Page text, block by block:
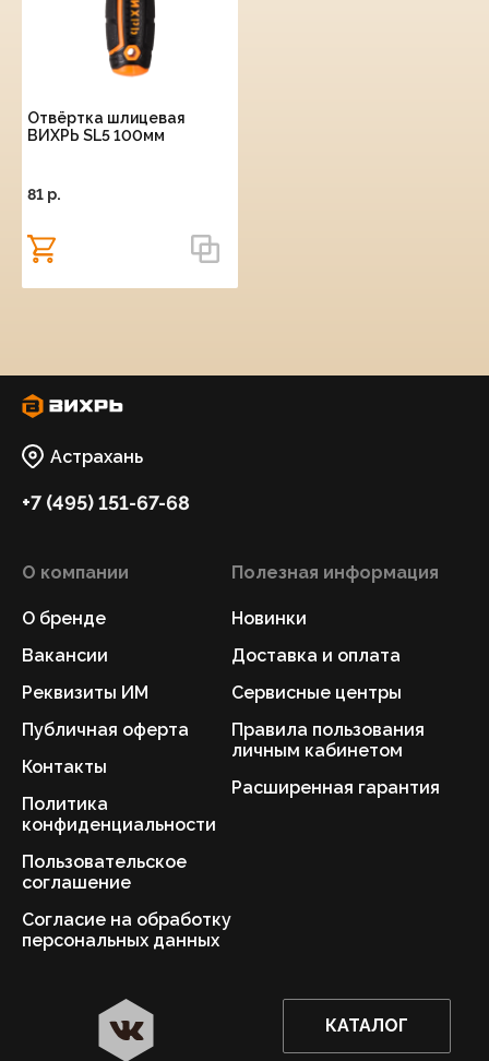
Отвёртка шлицевая
ВИХРЬ SL5 100мм
81 p.
Астрахань
+7 (495) 151-67-68
О компании
О бренде
Вакансии
Реквизиты ИМ
Публичная оферта
Контакты
Политика
конфиденциальности
Пользовательское
соглашение
Согласие на обработку
персональных данных
Полезная информация
Новинки
Доставка и оплата
Сервисные центры
Правила пользования
личным кабинетом
Расширенная гарантия
КАТАЛОГ